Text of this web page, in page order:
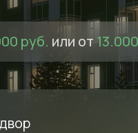
руб. или от